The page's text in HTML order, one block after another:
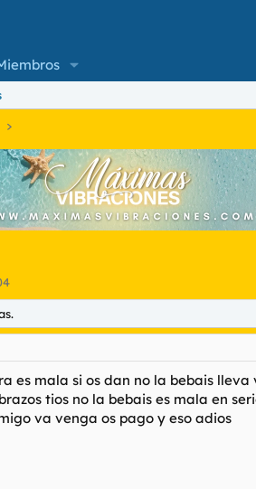
es mala si os dan no la bebais
tios no la bebais es mala en
va venga os pago y eso adios